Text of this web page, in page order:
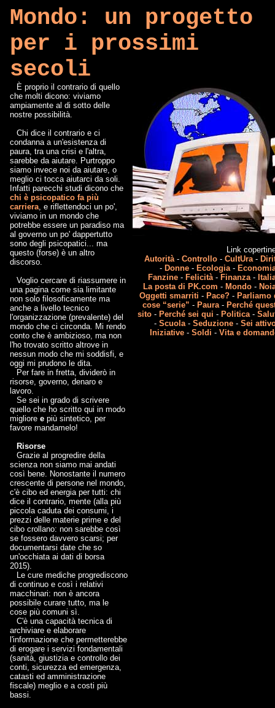
Mondo: un progetto
per i prossimi
secoli
È proprio il contrario di quello
che molti dicono: viviamo
ampiamente al di sotto delle
nostre possibilità.
Chi dice il contrario e ci
condanna a un'esistenza di
paura, tra una crisi e l'altra,
sarebbe da aiutare. Purtroppo
siamo invece noi da aiutare, o
meglio ci tocca aiutarci da soli.
Infatti parecchi studi dicono che
chi è psicopatico fa più
carriera, e riflettendoci un po',
viviamo in un mondo che
potrebbe essere un paradiso ma
al governo un po' dappertutto
sono degli psicopatici... ma
questo (forse) è un altro
discorso.
Voglio cercare di riassumere in
una pagina come sia limitante
non solo filosoficamente ma
anche a livello tecnico
l'organizzazione (prevalente) del
mondo che ci circonda. Mi rendo
conto che è ambizioso, ma non
l'ho trovato scritto altrove in
nessun modo che mi soddisfi, e
oggi mi prudono le dita.
Per fare in fretta, dividerò in
risorse, governo, denaro e
lavoro.
Se sei in grado di scrivere
quello che ho scritto qui in modo
migliore epiù sintetico, per
favore mandamelo!
Risorse
Grazie al progredire della
scienza non siamo mai andati
così bene. Nonostante il numero
crescente di persone nel mondo,
c'è cibo ed energia per tutti: chi
dice il contrario, mente (alla più
piccola caduta dei consumi, i
prezzi delle materie prime e del
cibo crollano: non sarebbe così
se fossero davvero scarsi; per
documentarsi date che so
un'occhiata ai dati di borsa
2015).
Le cure mediche progrediscono
di continuo e così i relativi
macchinari: non è ancora
possibile curare tutto, ma le
cose più comuni sì.
C'è una capacità tecnica di
archiviare e elaborare
l'informazione che permetterebbe
di erogare i servizi fondamentali
(sanità, giustizia e controllo dei
conti, sicurezza ed emergenza,
catasti ed amministrazione
fiscale) meglio e a costi più
bassi.
Link
Autorità-Controllo -CultUra -
- Donne - Ecologia-
Fanzine - Felicità- Finanza-
La posta di PK.com - Mondo -
Oggetti smarriti - Pace? - Parliamo
cose “serie” - Paura- Perché
sito - Perché sei qui - Politica-
-Scuola-Seduzione -Sei
Iniziative -Soldi -Vita e